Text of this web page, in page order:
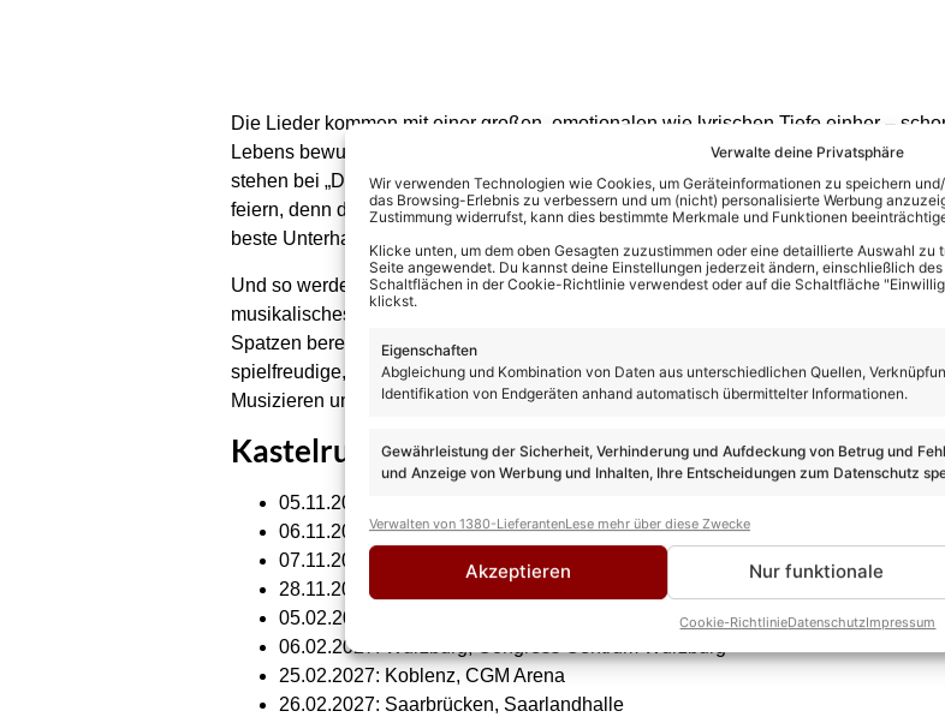
Verwalte deine Privatsphäre
Wir verwenden Technologien wie Cookies, um Geräteinformationen zu speichern
das Browsing-Erlebnis zu verbessern und um (nicht) personalisierte Werbung
Zustimmung widerrufst, kann dies bestimmte Merkmale und Funktionen
Klicke unten, um dem oben Gesagten zuzustimmen oder eine detaillierte Auswahl
Seite angewendet. Du kannst deine Einstellungen jederzeit ändern, einschließlich
Schaltflächen in der Cookie-Richtlinie verwendest oder auf die Schaltfläche
klickst.
Eigenschaften
Abgleichung und Kombination von Daten aus unterschiedlichen Quellen,
Identifikation von Endgeräten anhand automatisch übermittelter Informationen.
Gewährleistung der Sicherheit, Verhinderung und Aufdeckung von Betrug und
und Anzeige von Werbung und Inhalten, Ihre Entscheidungen zum Datenschutz
Verwalten von 1380-LieferantenLese mehr über diese Zwecke
Akzeptieren Nur funktionale
Cookie-RichtlinieDatenschutzImpressum
Die Lieder kommen mit einer großen, emotionalen wie lyrischen Tiefe einher –
Lebens bewusst zu werden. In wunderschöne Melodien verpackte Lieder voller
stehen bei „DolomitenSchatz“ im Mittelpunkt. Doch natürlich kommen auch die
feiern, denn die Spatzen verstehen es aufs Beste, mit ihren fröhlichen und
beste Unterhaltung zu sorgen.
Und so werden Norbert Rier und die übrigen Kastelruther Spatzen auch auf ihrer
musikalisches Feuerwerk ihrer schönsten und beliebtesten Lieder entfachen – mit
Spatzen bereits live erlebt hat, weiß, dass man sich auf einen besonderen Abend
spielfreudige, bestens gelaunte Band freuen kann. Denn auch nach fünf
Musizieren und am Feiern mit ihren Fans nicht verloren gegangen.
Kastelruther Spatzen Tour 2026/2027: Alle
05.11.2026: Frankfurt am Main, myticket Jahrhunderthalle Frankfurt
06.11.2026: Balingen, Volksbank – Messe Balingen
07.11.2026: Regensburg, Audimax
28.11.2026: Hameln, Rattenfänger-Halle
05.02.2027: Siegen, Kongresszentrum Siegerlandhalle
06.02.2027: Würzburg, Congress Centrum Würzburg
25.02.2027: Koblenz, CGM Arena
26.02.2027: Saarbrücken, Saarlandhalle